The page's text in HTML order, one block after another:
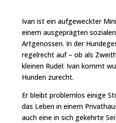
Ivan ist ein aufgeweckter
einem ausgeprägten
Artgenossen. In der
regelrecht auf – ob als
kleinen Rudel: Ivan kommt
Hunden zurecht.
Er bleibt problemlos einige
das Leben in einem
auch eine in sich gekehrte